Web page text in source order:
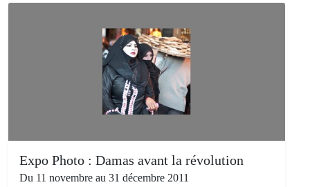
Expo Photo : Damas avant la révolution
Du 11 novembre au 31 décembre 2011